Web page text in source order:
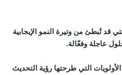
قد تُبطئ من وتيرة النمو الإيجابية
عاجلة وفعّالة.
التي طرحتها رؤية التحديث